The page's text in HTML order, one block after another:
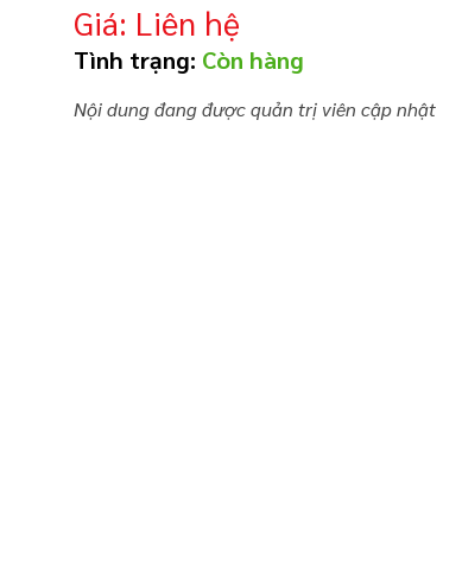
Giá: Liên hệ
Tình trạng: Còn hàng
Nội dung đang được quản trị viên cập nhật